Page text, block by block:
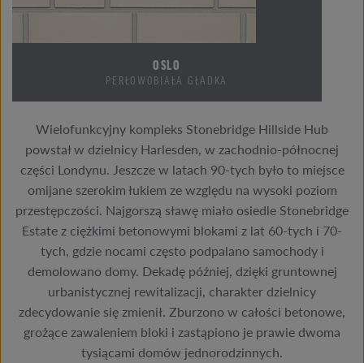
OSLO
PERŁOWOBIAŁA GŁADKA
Wielofunkcyjny kompleks Stonebridge Hillside Hub
powstał w dzielnicy Harlesden, w zachodnio-północnej
części Londynu. Jeszcze w latach 90-tych było to miejsce
omijane szerokim łukiem ze względu na wysoki poziom
przestępczości. Najgorszą sławę miało osiedle Stonebridge
Estate z ciężkimi betonowymi blokami z lat 60-tych i 70-
tych, gdzie nocami często podpalano samochody i
demolowano domy. Dekadę później, dzięki gruntownej
urbanistycznej rewitalizacji, charakter dzielnicy
zdecydowanie się zmienił. Zburzono w całości betonowe,
grożące zawaleniem bloki i zastąpiono je prawie dwoma
tysiącami domów jednorodzinnych.